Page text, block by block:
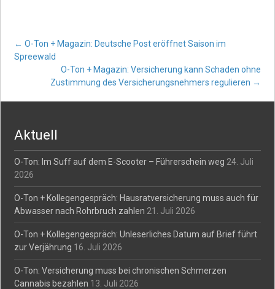
Post
navigation
← O-Ton + Magazin: Deutsche Post eröffnet Saison im
Spreewald
O-Ton + Magazin: Versicherung kann Schaden ohne
Zustimmung des Versicherungsnehmers regulieren →
Aktuell
O-Ton: Im Suff auf dem E-Scooter – Führerschein weg 24. Juli
2026
O-Ton + Kollegengespräch: Hausratversicherung muss auch für
Abwasser nach Rohrbruch zahlen 21. Juli 2026
O-Ton + Kollegengespräch: Unleserliches Datum auf Brief führt
zur Verjährung 16. Juli 2026
O-Ton: Versicherung muss bei chronischen Schmerzen
Cannabis bezahlen 13. Juli 2026